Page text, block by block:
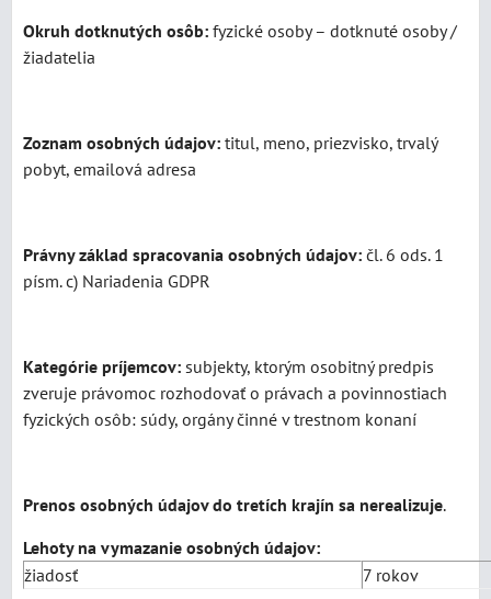
Okruh dotknutých osôb: fyzické osoby – dotknuté osoby /
žiadatelia
Zoznam osobných údajov: titul, meno, priezvisko, trvalý
pobyt, emailová adresa
Právny základ spracovania osobných údajov: čl. 6 ods. 1
písm. c) Nariadenia GDPR
Kategórie príjemcov: subjekty, ktorým osobitný predpis
zveruje právomoc rozhodovať o právach a povinnostiach
fyzických osôb: súdy, orgány činné v trestnom konaní
Prenos osobných údajov do tretích krajín sa nerealizuje.
Lehoty na vymazanie osobných údajov:
žiadosť
7 rokov